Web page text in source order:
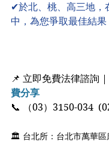
✔於北、桃、高三地，
中，為您爭取最佳結果
📌 立即免費法律諮詢 |
費分享
📞 （03）3150-034
🏛 台北所：台北市萬華區